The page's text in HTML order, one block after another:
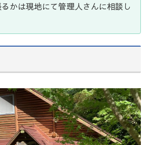
かは現地にて管理人さんに相談し